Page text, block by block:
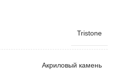
Tristone
Акриловый камень